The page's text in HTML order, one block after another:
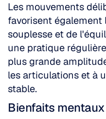
Les mouvements
favorisent également
souplesse et de
une pratique
plus grande
les articulations et à
stable.
Bienfaits